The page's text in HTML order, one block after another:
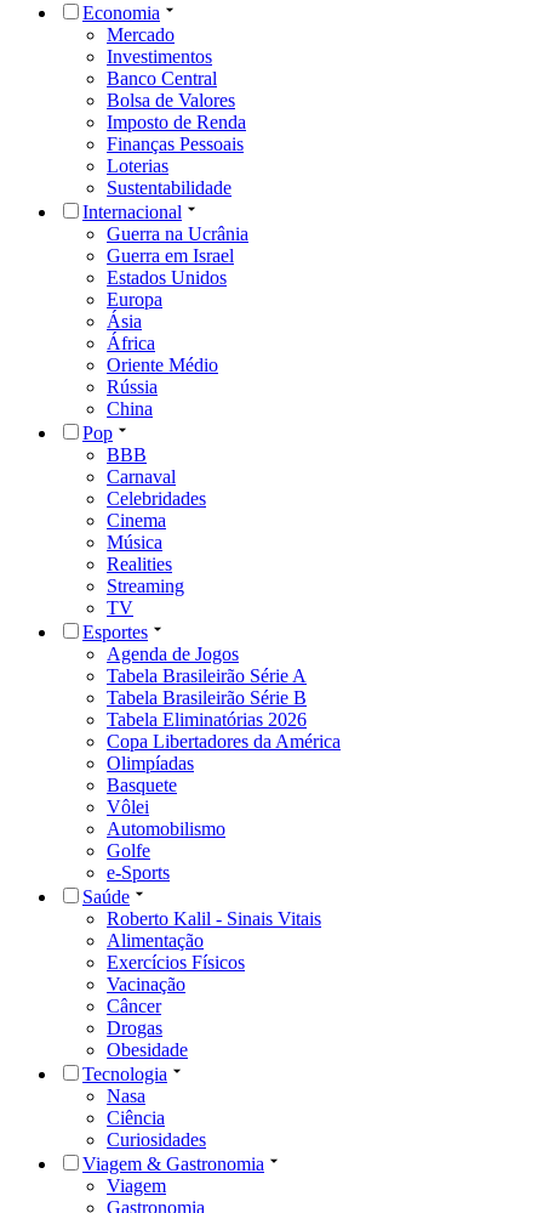
Economia
Mercado
Investimentos
Banco Central
Bolsa de Valores
Imposto de Renda
Finanças Pessoais
Loterias
Sustentabilidade
Internacional
Guerra na Ucrânia
Guerra em Israel
Estados Unidos
Europa
Ásia
África
Oriente Médio
Rússia
China
Pop
BBB
Carnaval
Celebridades
Cinema
Música
Realities
Streaming
TV
Esportes
Agenda de Jogos
Tabela Brasileirão Série A
Tabela Brasileirão Série B
Tabela Eliminatórias 2026
Copa Libertadores da América
Olimpíadas
Basquete
Vôlei
Automobilismo
Golfe
e-Sports
Saúde
Roberto Kalil - Sinais Vitais
Alimentação
Exercícios Físicos
Vacinação
Câncer
Drogas
Obesidade
Tecnologia
Nasa
Ciência
Curiosidades
Viagem & Gastronomia
Viagem
Gastronomia